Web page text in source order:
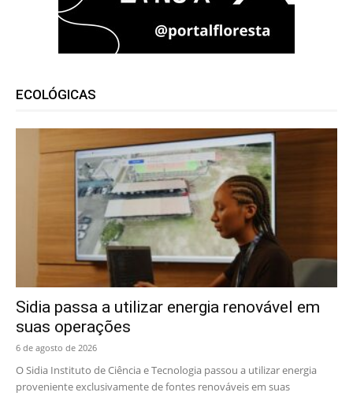
ECOLÓGICAS
Sidia passa a utilizar energia renovável em
suas operações
6 de agosto de 2026
O Sidia Instituto de Ciência e Tecnologia passou a utilizar energia
proveniente exclusivamente de fontes renováveis em suas